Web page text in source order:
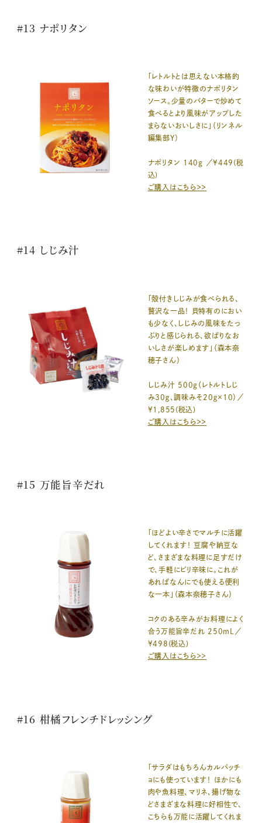
#13 ナポリタン
「レトルトとは思えない本格的
な味わいが特徴のナポリタン
ソース。少量のバターで炒めて
食べるとより風味がアップした
まらないおいしさに」（リンネル
編集部Y）
ナポリタン 140g ／¥449(税
込)
ご購入はこちら＞＞
#14 しじみ汁
「殻付きしじみが食べられる、
贅沢な一品！ 貝特有のにおい
も少なく、しじみの風味をたっ
ぷりと感じられる、欲ばりなお
いしさが楽しめます」（森本奈
穂子さん）
しじみ汁 500g（レトルトしじ
み30ｇ、調味みそ20ｇ×10）／
¥1,855(税込)
ご購入はこちら＞＞
#15 万能旨辛だれ
「ほどよい辛さでマルチに活躍
してくれます！ 豆腐や納豆な
ど、さまざまな料理に足すだけ
で、手軽にピリ辛味に。これが
あればなんにでも使える便利
な一本」（森本奈穂子さん）
コクのある辛みがお料理によく
合う万能旨辛だれ 250mL／
¥498(税込)
ご購入はこちら＞＞
#16 柑橘フレンチドレッシング
「サラダはもちろんカルパッチ
ョにも使っています！ ほかにも
肉や魚料理、マリネ、揚げ物な
どさまざまな料理に好相性で、
こちらも万能に活躍してくれま